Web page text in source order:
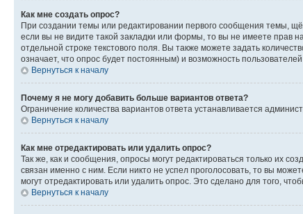
Как мне создать опрос?
При создании темы или редактировании первого сообщения темы,
если вы не видите такой закладки или формы, то вы не имеете прав
отдельной строке текстового поля. Вы также можете задать
означает, что опрос будет постоянным) и возможность
Вернуться к началу
Почему я не могу добавить больше вариантов ответа?
Ограничение количества вариантов ответа устанавливается
Вернуться к началу
Как мне отредактировать или удалить опрос?
Так же, как и сообщения, опросы могут редактироваться только их
связан именно с ним. Если никто не успел проголосовать, то вы
могут отредактировать или удалить опрос. Это сделано для того,
Вернуться к началу